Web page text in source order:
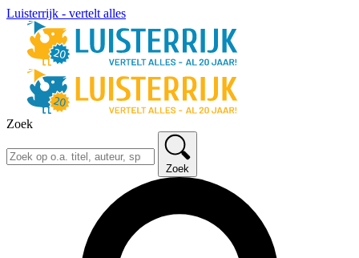
Luisterrijk - vertelt alles
Zoek
Zoek